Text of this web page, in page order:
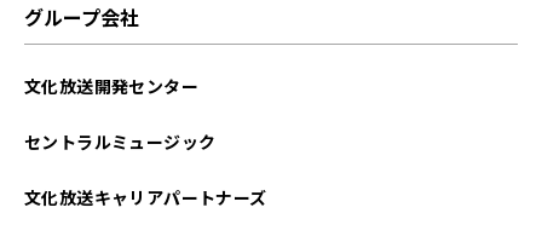
グループ会社
文化放送開発センター
セントラルミュージック
文化放送キャリアパートナーズ